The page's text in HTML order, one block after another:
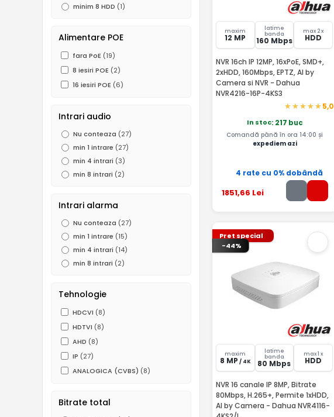
minim 8 HDD (1)
Alimentare POE
fara PoE (19)
8 iesiri POE (2)
16 iesiri POE (6)
Intrari audio
Nu conteaza (27)
min 1 intrare (27)
min 4 intrari (3)
min 8 intrari (2)
Intrari alarma
Nu conteaza (27)
min 1 intrare (15)
min 4 intrari (14)
min 8 intrari (2)
Tehnologie
HDCVI (8)
HDTVI (8)
AHD (8)
IP (27)
ANALOGICA (CVBS) (8)
Bitrate total
maxim
12 MP
latime
banda
160 Mbps
max 2 x
HDD
NVR 16ch IP 12MP, 16xPoE, SMD+,
2xHDD, 160Mbps, EPTZ, AI by
Camera si NVR - Dahua
NVR4216-16P-4KS3
5,0
In stoc: 217 buc
Comandă până în ora 14:00 și
expediem azi
4 rate cu 0% dobândă
1851,66 Lei
Pret special
-44%
maxim
8 MP / 4K
latime
banda
80 Mbps
max 1 x
HDD
NVR 16 canale IP 8MP, Bitrate
80Mbps, H.265+, Permite 1xHDD,
AI by Camera - Dahua NVR4116-